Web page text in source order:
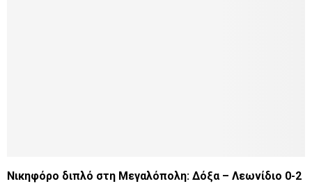
Νικηφόρο διπλό στη Μεγαλόπολη: Δόξα – Λεωνίδιο 0-2